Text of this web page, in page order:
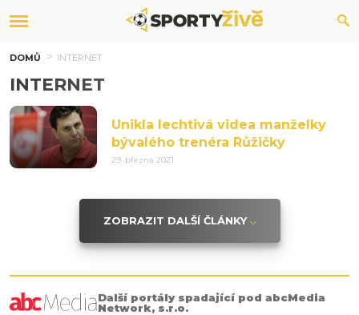
DOMŮ INTERNET
INTERNET
Unikla lechtivá videa manželky
bývalého trenéra Růžičky
29. března 2021
ZOBRAZIT DALŠÍ ČLÁNKY
Další portály spadající pod abcMedia
Network, s.r.o.